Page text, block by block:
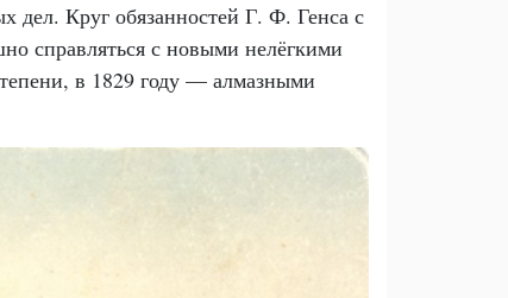
дел. Круг обязанностей Г. Ф. Генса с
справляться с новыми нелёгкими
в 1829 году — алмазными